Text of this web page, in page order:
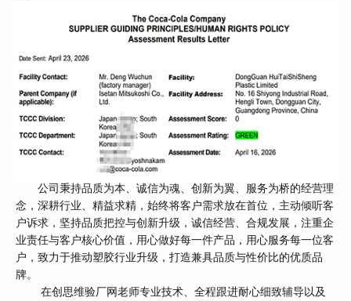
公司秉持品质为本、诚信为魂、创新为翼、服务为桥的经营理
念，深耕行业、精益求精，始终将客户需求放在首位，主动倾听客
户诉求，坚持品质把控与创新升级，诚信经营、合规发展，注重企
业责任与客户核心价值，用心做好每一件产品，用心服务每一位客
户，致力于推动塑胶行业升级，打造兼具品质与性价比的优质品
牌。
在创思维验厂网老师专业技术、全程跟进耐心细致辅导以及